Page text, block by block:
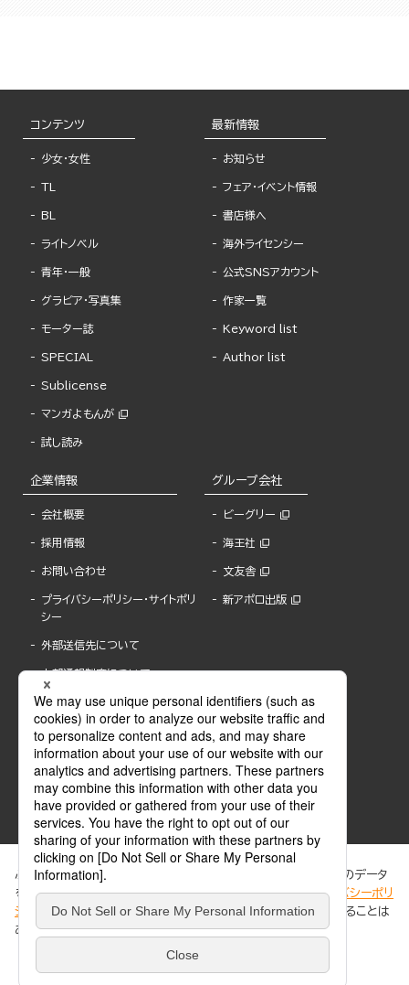
コンテンツ
少女・女性
TL
BL
ライトノベル
青年・一般
グラビア・写真集
モーター誌
SPECIAL
Sublicense
マンガよもんが
試し読み
最新情報
お知らせ
フェア・イベント情報
書店様へ
海外ライセンシー
公式SNSアカウント
作家一覧
Keyword list
Author list
企業情報
会社概要
採用情報
お問い合わせ
プライバシーポリシー・サイトポリ
シー
外部送信先について
内部通報制度について
グループ会社
ビーグリー
海王社
文友舎
新アポロ出版
ABJマークは、この電子書店・電子書籍配信サービスが、著作権者からコンテンツ使用許諾を
得た正規版配信サービスであることを示す登録商標(登録番号 第6091713号)です。
ABJマークの詳細、ABJマークを掲示しているサービスの一覧はこちら。
ぶんか社が運営するサイトでは、利便性向上のためにCookie等のデータ
を使用しています。 当社のCookieについての詳細は、「プライバシーポリ
シー
」をご覧ください。当サイトでは、訪問者の個人情報を追跡することは
ありません。